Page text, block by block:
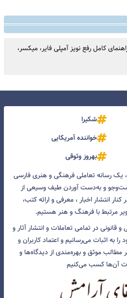
کامل رفع نویز آمپلی فایر، میکسر،
شکیرا
خواننده آمریکایی
بهروز وثوقی
یک رسانه تعاملی فرهنگی و هنری فارسی
و به‌دست آوردن طیف وسیعی از
انتشار اخبار ، معرفی و ارائه کتب،
مرتبط با فرهنگ و هنر هستیم.
و قانونی در تمامی تعاملات و انتشار آثار و
را به اثبات می‌رسانیم و اعتماد کاربران و
مطالب موثق و بهره‌مندی از دیدگاه‌ها و
آن‌ها کسب می‌کنیم